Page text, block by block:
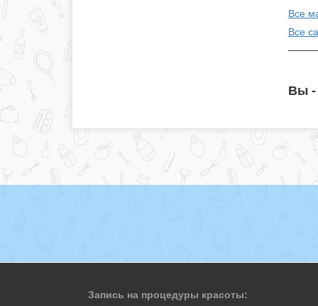
Все
Все
Вы -
Запись на процедуры красоты: